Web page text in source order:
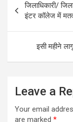
navigation
जिलाधिकारी/
इंटर कॉलेज में
इसी महीने
Leave a
Your email
are marked *